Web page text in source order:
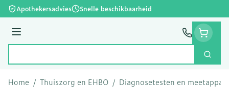
Ga naar de inhoud
Apothekersadvies Snelle beschikbaarheid
Menu
Zoek
Home / Thuiszorg en EHBO / Diagnosetesten en